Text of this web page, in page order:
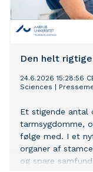
Den helt
24.6.2026 15:28:56
Sciences
Et stigende antal
tarmsygdomme,
følge med. I et
organer af
og spare